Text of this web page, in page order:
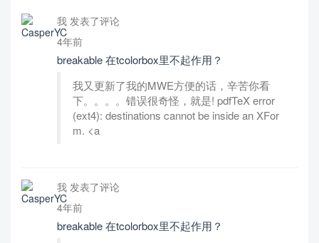
我 发表了评论
4年前
breakable 在tcolorbox里不起作用？
我又更新了我的MWE方便的话，辛苦你看
下。。。。错误很奇怪，就是! pdfTeX error
(ext4): destinations cannot be inside an XFor
m. <a
我 发表了评论
4年前
breakable 在tcolorbox里不起作用？